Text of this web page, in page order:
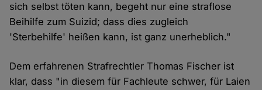
sich selbst töten kann, begeht nur eine straflose
Beihilfe zum Suizid; dass dies zugleich
'Sterbehilfe' heißen kann, ist ganz unerheblich."
Dem erfahrenen Strafrechtler Thomas Fischer ist
klar, dass "in diesem für Fachleute schwer, für Laien